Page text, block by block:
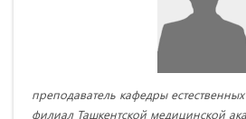
преподаватель кафедры
филиал Ташкентской медицинской